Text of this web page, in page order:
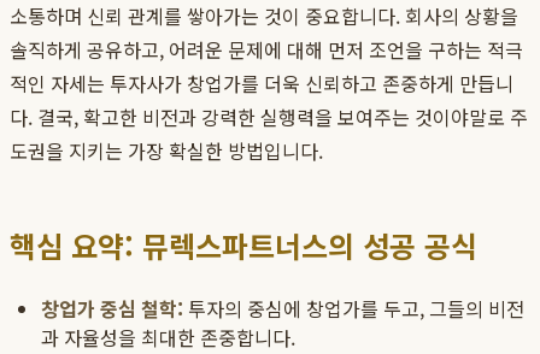
소통하며 신뢰 관계를 쌓아가는 것이 중요합니다. 회사의 상황을
솔직하게 공유하고, 어려운 문제에 대해 먼저 조언을 구하는 적극
적인 자세는 투자사가 창업가를 더욱 신뢰하고 존중하게 만듭니
다. 결국, 확고한 비전과 강력한 실행력을 보여주는 것이야말로 주
도권을 지키는 가장 확실한 방법입니다.
핵심 요약: 뮤렉스파트너스의 성공 공식
창업가 중심 철학: 투자의 중심에 창업가를 두고, 그들의 비전
과 자율성을 최대한 존중합니다.